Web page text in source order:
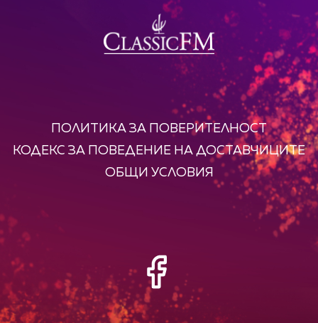
ПОЛИТИКА ЗА ПОВЕРИТЕЛНОСТ
КОДЕКС ЗА ПОВЕДЕНИЕ НА ДОСТАВЧИЦИТЕ
ОБЩИ УСЛОВИЯ